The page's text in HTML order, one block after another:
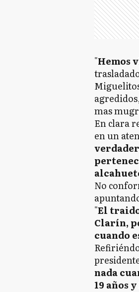
"Hemos
mas
En clara
en un
No
"El
Clarín,
cuando
nada
19 años